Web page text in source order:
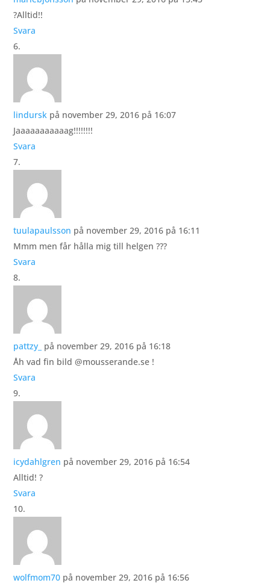
?Alltid!!
Svara
lindursk på november 29, 2016 på 16:07
Jaaaaaaaaaaag!!!!!!!!
Svara
tuulapaulsson på november 29, 2016 på 16:11
Mmm men får hålla mig till helgen ???
Svara
pattzy_ på november 29, 2016 på 16:18
Åh vad fin bild @mousserande.se !
Svara
icydahlgren på november 29, 2016 på 16:54
Alltid! ?
Svara
wolfmom70 på november 29, 2016 på 16:56